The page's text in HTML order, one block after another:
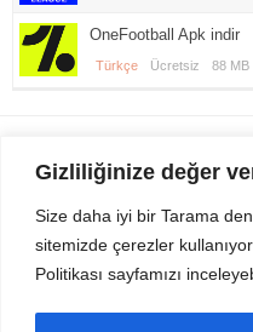
Gizliliğinize değer
Size daha iyi bir Tarama
sitemizde çerezler
Politikası sayfamızı
OneFootball Apk indir
Türkçe Ücretsiz 88 MB
Gezi Seyahat indirvip apk
Sitemizden Son sürüm Program,
Dosyalarını indirip güvenle